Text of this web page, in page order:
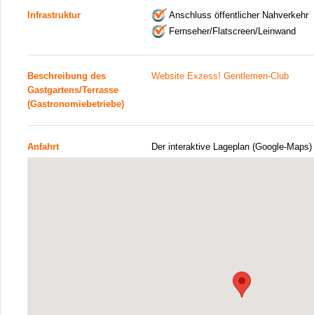
Infrastruktur
Anschluss öffentlicher Nahverkehr
Fernseher/Flatscreen/Leinwand
Beschreibung des
Gastgartens/Terrasse
(Gastronomiebetriebe)
Website Exzess! Gentlemen-Club
Anfahrt Der interaktive Lageplan (Google-